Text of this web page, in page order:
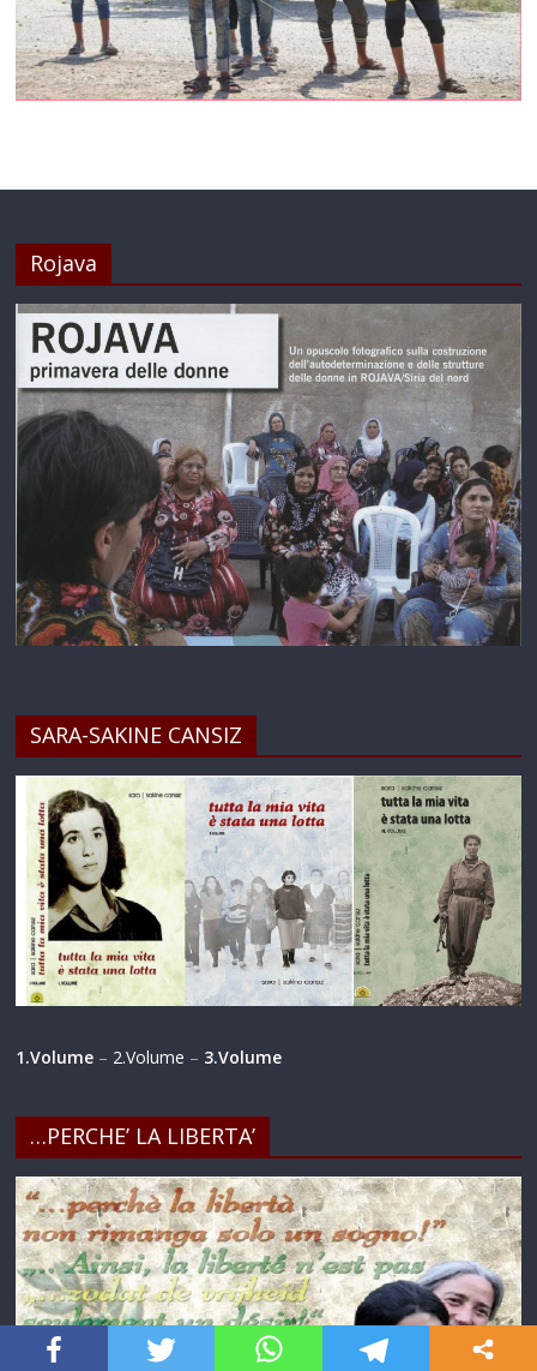
Rojava
SARA-SAKINE CANSIZ
1.Volume – 2.Volume – 3.Volume
…PERCHE’ LA LIBERTA’